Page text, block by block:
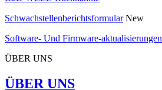
Schwachstellenberichtsformular New
Software- Und Firmware-aktualisierungen
ÜBER UNS
ÜBER UNS